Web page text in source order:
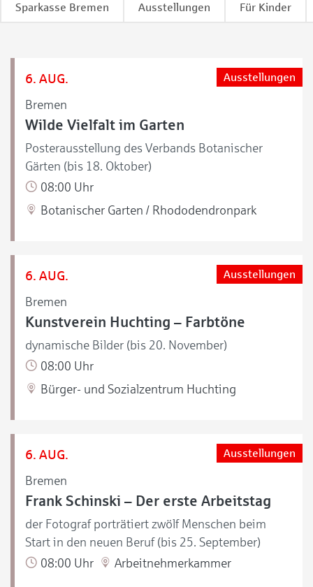
Sparkasse Bremen Ausstellungen Für Kinder
6. AUG.
Bremen
Ausstellungen
Wilde Vielfalt im Garten
Posterausstellung des Verbands Botanischer
Gärten (bis 18. Oktober)
08:00 Uhr
Botanischer Garten / Rhododendronpark
6. AUG.
Bremen
Ausstellungen
Kunstverein Huchting – Farbtöne
dynamische Bilder (bis 20. November)
08:00 Uhr
Bürger- und Sozialzentrum Huchting
6. AUG.
Bremen
Ausstellungen
Frank Schinski – Der erste Arbeitstag
der Fotograf porträtiert zwölf Menschen beim
Start in den neuen Beruf (bis 25. September)
08:00 Uhr
Arbeitnehmerkammer